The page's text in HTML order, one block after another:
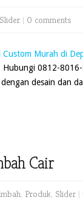
Slider | 0 comments
0812-
desain dan
Cair
, Produk, Slider |